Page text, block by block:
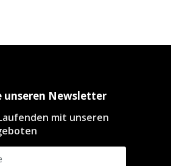
unseren Newsletter
mit unseren